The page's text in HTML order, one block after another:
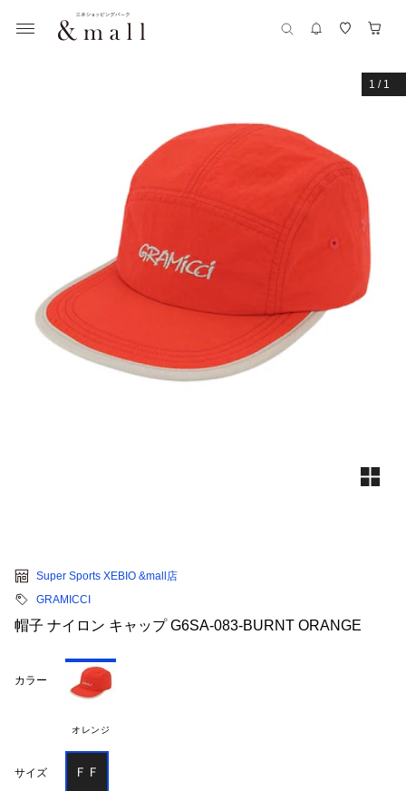
1 / 1
Super Sports XEBIO &mall店
GRAMICCI
帽子 ナイロン キャップ G6SA-083-BURNT ORANGE
カラー
オレンジ
サイズ ＦＦ